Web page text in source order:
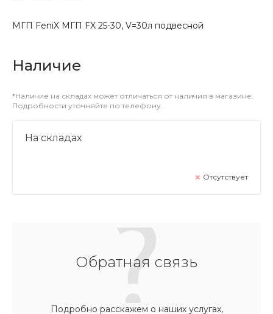
МГП FeniX МГП FX 25-30, V=30л подвесной
Наличие
*Наличие на складах может отличаться от наличия в магазине.
Подробности уточняйте по телефону.
На складах
Отсутствует
Обратная связь
Подробно расскажем о наших услугах,